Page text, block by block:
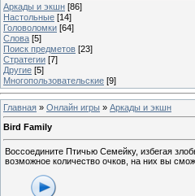
Аркады и экшн [86]
Настольные [14]
Головоломки [64]
Слова [5]
Поиск предметов [23]
Стратегии [7]
Другие [5]
Многопользовательские [9]
Главная » Онлайн игры » Аркады и экшн
Bird Family
Воссоедините Птичью Семейку, избегая
возможное количество очков, на них вы